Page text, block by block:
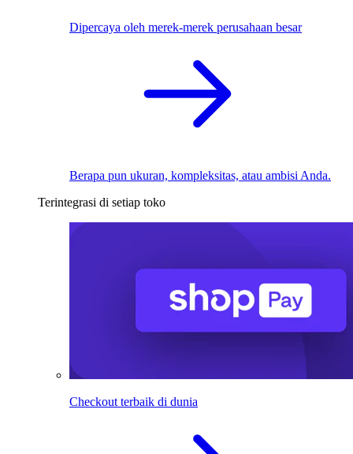
Dipercaya oleh merek-merek perusahaan besar
Berapa pun ukuran, kompleksitas, atau ambisi Anda.
Terintegrasi di setiap toko
Checkout terbaik di dunia